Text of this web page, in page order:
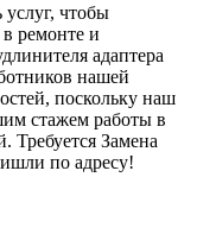
чтобы
ремонте и
адаптера
нашей
поскольку наш
стажем работы в
Требуется Замена
по адресу!